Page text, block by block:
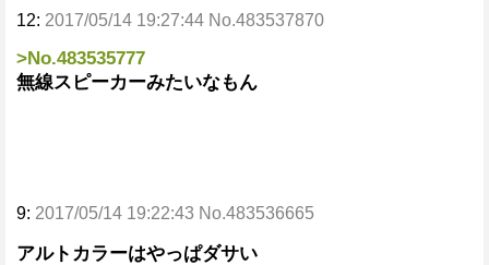
12: 2017/05/14 19:27:44 No.483537870
>No.483535777
無線スピーカーみたいなもん
9: 2017/05/14 19:22:43 No.483536665
アルトカラーはやっぱダサい